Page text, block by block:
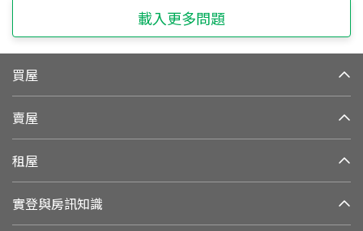
載入更多問題
買屋
賣屋
租屋
實登與房訊知識